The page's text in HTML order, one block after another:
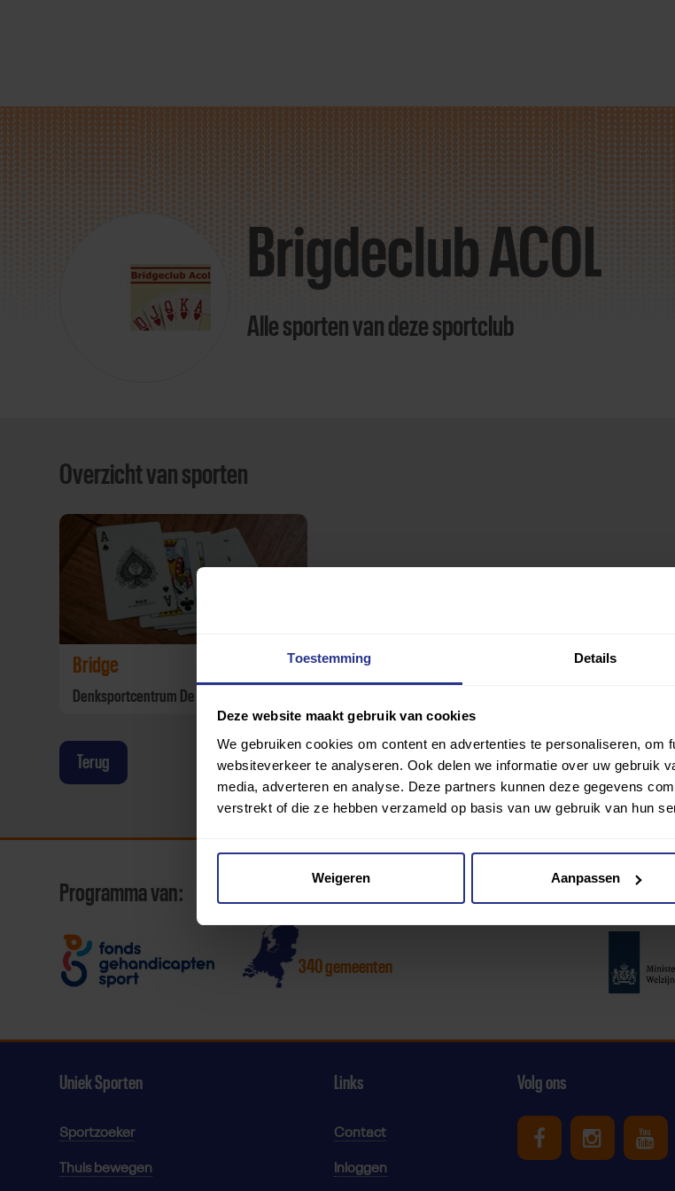
Toestemming Details
Deze website maakt gebruik van cookies
We gebruiken cookies om content en advertenties te personaliseren, om
websiteverkeer te analyseren. Ook delen we informatie over uw gebruik
media, adverteren en analyse. Deze partners kunnen deze gegevens
verstrekt of die ze hebben verzameld op basis van uw gebruik van hun
Weigeren Aanpassen
Direct
door
Brigdeclub ACOL
Alle sporten van deze sportclub
Overzicht van sporten
Bridge
Denksportcentrum De Kaers
Terug
Programma van:
340 gemeenten
Partners:
Uniek Sporten
Sportzoeker
Thuis bewegen
Links
Contact
Inloggen
Volg ons
Uniek Sporten
Uniek